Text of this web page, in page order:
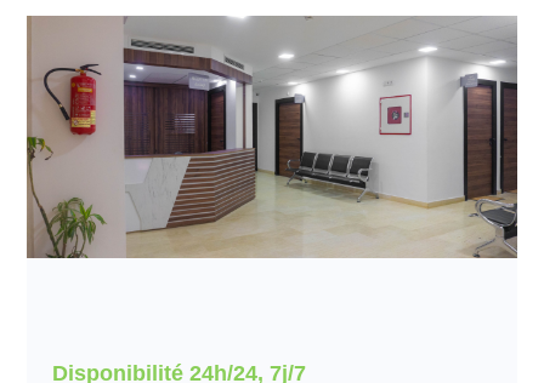
Disponibilité 24h/24, 7j/7